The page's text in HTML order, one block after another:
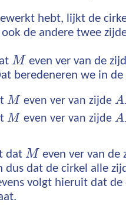
hebt, lijkt de
de andere twee
M even ver van de
beredeneren we in
M even ver van zijde A
M even ver van zijde A
dat M even ver van de
dus dat de cirkel alle
volgt hieruit dat